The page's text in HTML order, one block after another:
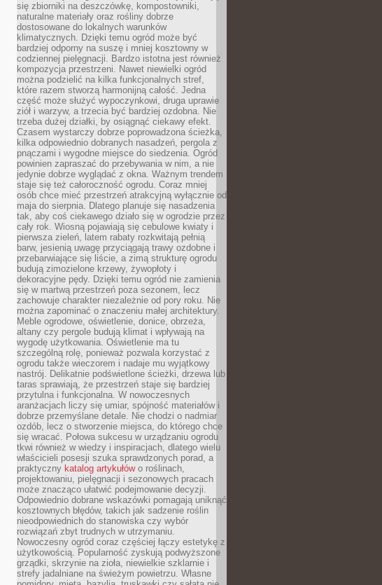
się zbiorniki na deszczówkę, kompostowniki,
naturalne materiały oraz rośliny dobrze
dostosowane do lokalnych warunków
klimatycznych. Dzięki temu ogród może być
bardziej odporny na suszę i mniej kosztowny w
codziennej pielęgnacji. Bardzo istotna jest również
kompozycja przestrzeni. Nawet niewielki ogród
można podzielić na kilka funkcjonalnych stref,
które razem stworzą harmonijną całość. Jedna
część może służyć wypoczynkowi, druga uprawie
ziół i warzyw, a trzecia być bardziej ozdobna. Nie
trzeba dużej działki, by osiągnąć ciekawy efekt.
Czasem wystarczy dobrze poprowadzona ścieżka,
kilka odpowiednio dobranych nasadzeń, pergola z
pnączami i wygodne miejsce do siedzenia. Ogród
powinien zapraszać do przebywania w nim, a nie
jedynie dobrze wyglądać z okna. Ważnym trendem
staje się też całoroczność ogrodu. Coraz mniej
osób chce mieć przestrzeń atrakcyjną wyłącznie od
maja do sierpnia. Dlatego planuje się nasadzenia
tak, aby coś ciekawego działo się w ogrodzie przez
cały rok. Wiosną pojawiają się cebulowe kwiaty i
pierwsza zieleń, latem rabaty rozkwitają pełnią
barw, jesienią uwagę przyciągają trawy ozdobne i
przebarwiające się liście, a zimą strukturę ogrodu
budują zimozielone krzewy, żywopłoty i
dekoracyjne pędy. Dzięki temu ogród nie zamienia
się w martwą przestrzeń poza sezonem, lecz
zachowuje charakter niezależnie od pory roku. Nie
można zapominać o znaczeniu małej architektury.
Meble ogrodowe, oświetlenie, donice, obrzeża,
altany czy pergole budują klimat i wpływają na
wygodę użytkowania. Oświetlenie ma tu
szczególną rolę, ponieważ pozwala korzystać z
ogrodu także wieczorem i nadaje mu wyjątkowy
nastrój. Delikatnie podświetlone ścieżki, drzewa lub
taras sprawiają, że przestrzeń staje się bardziej
przytulna i funkcjonalna. W nowoczesnych
aranżacjach liczy się umiar, spójność materiałów i
dobrze przemyślane detale. Nie chodzi o nadmiar
ozdób, lecz o stworzenie miejsca, do którego chce
się wracać. Połowa sukcesu w urządzaniu ogrodu
tkwi również w wiedzy i inspiracjach, dlatego wielu
właścicieli posesji szuka sprawdzonych porad, a
praktyczny katalog artykułówo roślinach,
projektowaniu, pielęgnacji i sezonowych pracach
może znacząco ułatwić podejmowanie decyzji.
Odpowiednio dobrane wskazówki pomagają uniknąć
kosztownych błędów, takich jak sadzenie roślin
nieodpowiednich do stanowiska czy wybór
rozwiązań zbyt trudnych w utrzymaniu.
Nowoczesny ogród coraz częściej łączy estetykę z
użytkowością. Popularność zyskują podwyższone
grządki, skrzynie na zioła, niewielkie szklarnie i
strefy jadalniane na świeżym powietrzu. Własne